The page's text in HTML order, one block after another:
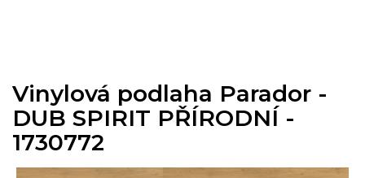
Vinylová podlaha Parador -
DUB SPIRIT PŘÍRODNÍ -
1730772